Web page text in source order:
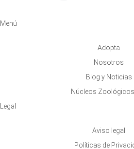
Menú
Adopta
Nosotros
Blog y Noticias
Núcleos Zoológicos
Legal
Aviso legal
Políticas de